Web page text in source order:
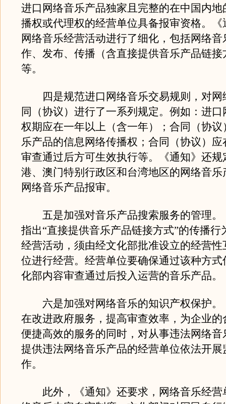
进口网络音乐产品独家且完整的在中国内地
播权或代理权的经营单位具备报审资格。《
网络音乐经营活动进行了细化，包括网络音
作、发布、传播（含直接提供音乐产品链接
等。
四是规范进口网络音乐交易规则，对网
同（协议）进行了一系列规定。例如：进
权期应在一年以上（含一年）；合同（协议
乐产品的信息网络传播权；合同（协议）应
审查通过后方可生效执行等。《通知》还规
港、澳门特别行政区和台湾地区的网络音乐
网络音乐产品报审。
五是加强对音乐产品搜索服务的管理。
指出“直接提供音乐产品链接方式”的传播行
经营活动，须由经文化部批准设立的经营性
位进行经营。经营单位要确保通过该种方式
化部内容审查通过后投入运营的音乐产品。
六是加强对网络音乐的知识产权保护。
在改进政府服务，提高审查效率，为企业的
便捷高效的服务的同时，对从事违法网络音
提供违法网络音乐产品的经营单位依法开展
作。
此外，《通知》还要求，网络音乐经营